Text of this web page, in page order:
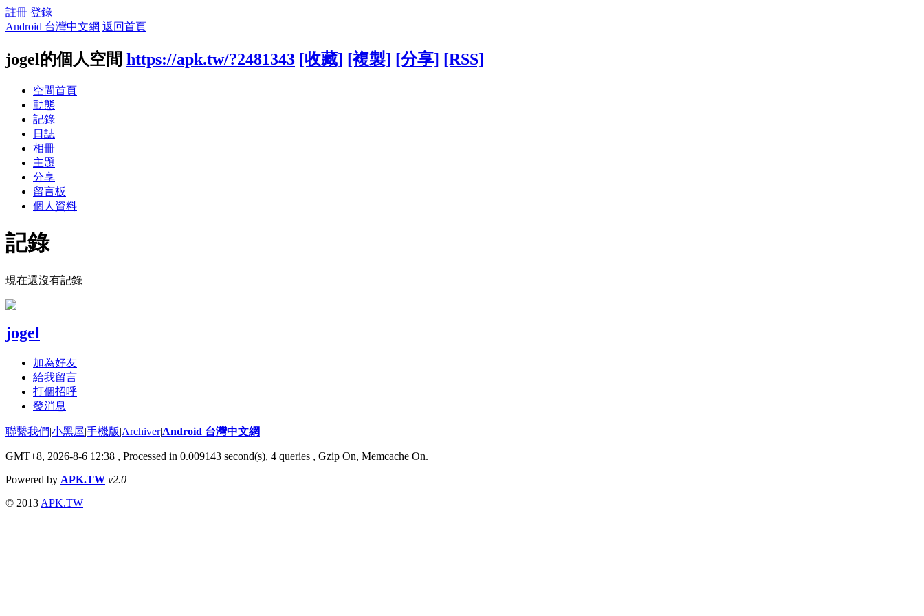
註冊 登錄
Android 台灣中文網 返回首頁
jogel的個人空間 https://apk.tw/?2481343 [收藏] [複製] [分享] [RSS]
空間首頁
動態
記錄
日誌
相冊
主題
分享
留言板
個人資料
記錄
現在還沒有記錄
jogel
加為好友
給我留言
打個招呼
發消息
聯繫我們|小黑屋|手機版|Archiver|Android 台灣中文網
GMT+8, 2026-8-6 12:38 , Processed in 0.009143 second(s), 4 queries , Gzip On, Memcache On.
Powered by APK.TW v2.0
© 2013 APK.TW